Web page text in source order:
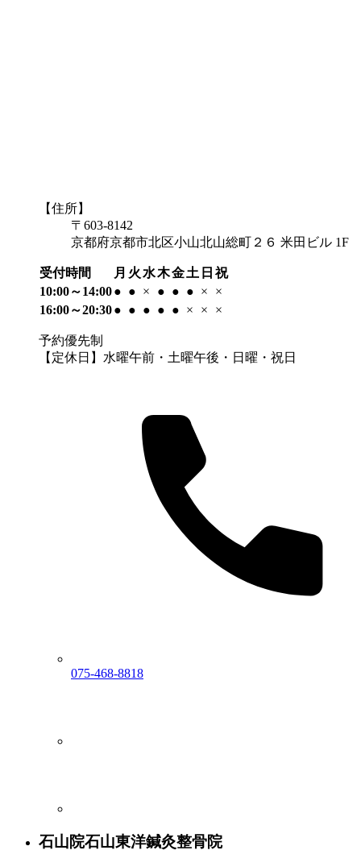
【住所】
〒603-8142
京都府京都市北区小山北山総町２６ 米田ビル 1F
受付時間 月 火水木金土 日 祝
10:00～14:00● ● × ● ● ● ×
×
16:00～20:30● ● ● ● ● × × ×
予約優先制
【定休日】水曜午前・土曜午後・日曜・祝日
075-468-8818
石山院石山東洋鍼灸整骨院